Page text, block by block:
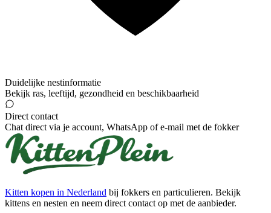
Duidelijke nestinformatie
Bekijk ras, leeftijd, gezondheid en beschikbaarheid
Direct contact
Chat direct via je account, WhatsApp of e-mail met de fokker
Kitten kopen in Nederland bij fokkers en particulieren. Bekijk
kittens en nesten en neem direct contact op met de aanbieder.